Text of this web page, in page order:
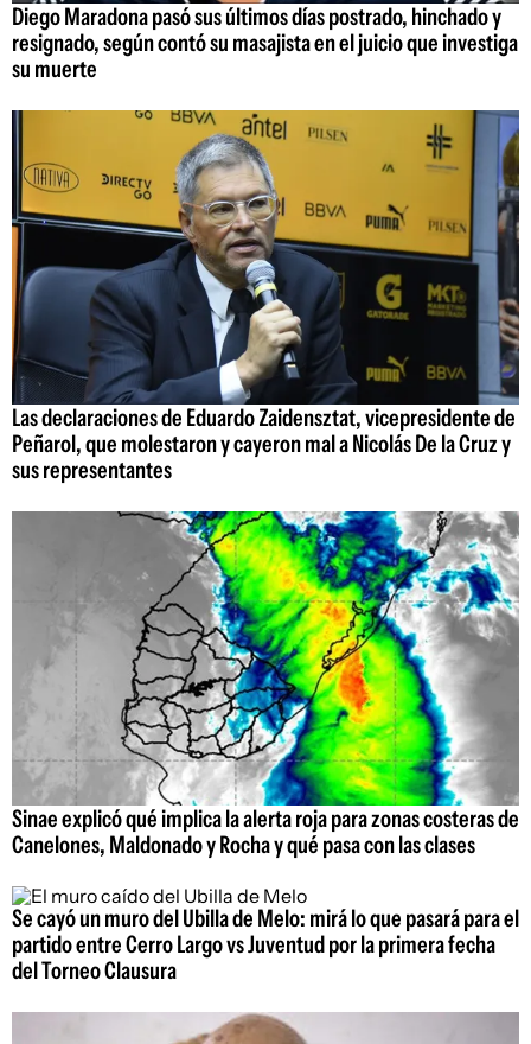
Diego Maradona pasó sus últimos días postrado, hinchado y
resignado, según contó su masajista en el juicio que investiga
su muerte
Las declaraciones de Eduardo Zaidensztat, vicepresidente de
Peñarol, que molestaron y cayeron mal a Nicolás De la Cruz y
sus representantes
Sinae explicó qué implica la alerta roja para zonas costeras de
Canelones, Maldonado y Rocha y qué pasa con las clases
Se cayó un muro del Ubilla de Melo: mirá lo que pasará para el
partido entre Cerro Largo vs Juventud por la primera fecha
del Torneo Clausura